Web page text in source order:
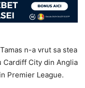
n-a vrut sa stea
Cardiff City din Anglia
Premier League.